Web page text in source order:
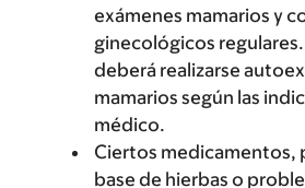
exámenes mamarios y
ginecológicos
deberá realizarse
mamarios según las
médico.
Ciertos medicamentos,
base de hierbas o